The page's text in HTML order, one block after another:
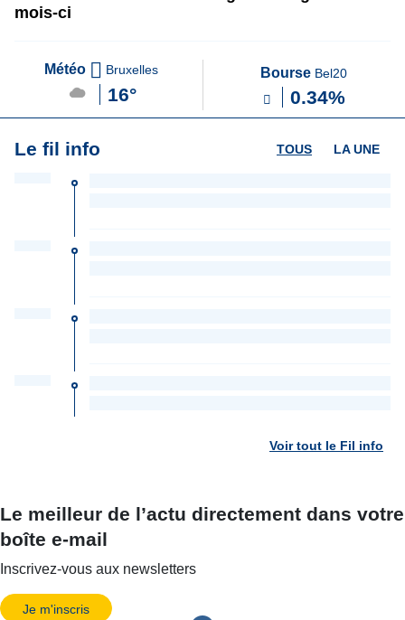
mois-ci
Météo Bruxelles
16°
Bourse Bel20
0.34%
Le fil info LA UNE
TOUS
Voir tout le Fil info
Le meilleur de l’actu directement dans votre
boîte e-mail
Inscrivez-vous aux newsletters
Je m'inscris